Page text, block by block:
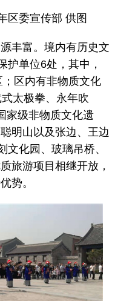
区委宣传部 供图
丰富。境内有历史文
护单位6处，其中，
区内有非物质文化
太极拳、永年吹
家级非物质文化遗
明山以及张边、王边
文化园、玻璃吊桥、
旅游项目相继开放，
势。